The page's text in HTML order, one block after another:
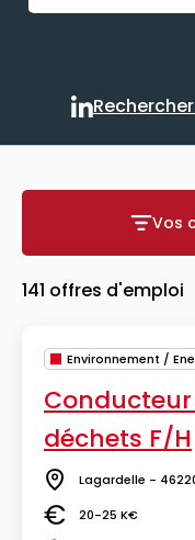
Vos
141 offres d'emploi
Environnement /
déchets F/H
Lieu Lagardelle -
Salaire20-25 K€